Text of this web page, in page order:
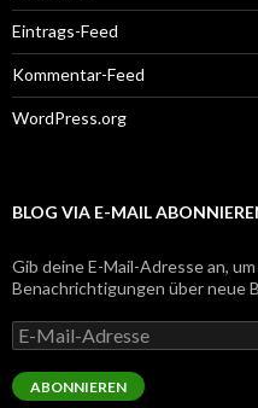
Eintrags-Feed
Kommentar-Feed
WordPress.org
BLOG VIA E-MAIL
Gib deine E-Mail-Adresse an,
Benachrichtigungen über neue
E-
Mail-
Adresse
ABONNIEREN